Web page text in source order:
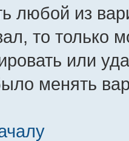
любой из
то только
или
менять